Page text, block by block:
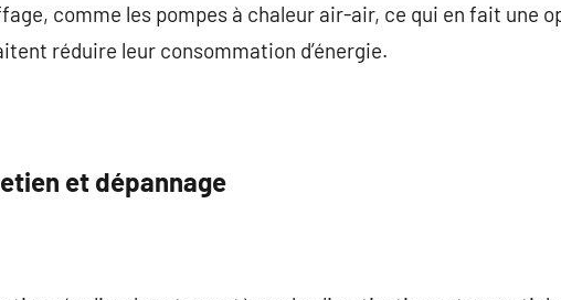
comme les pompes à chaleur air-air, ce qui en fait une
réduire leur consommation d’énergie.
et dépannage